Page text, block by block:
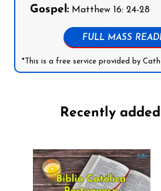
Gospel: Matthew 16: 24-28
FULL MASS
*This is a free service provided by
Recently